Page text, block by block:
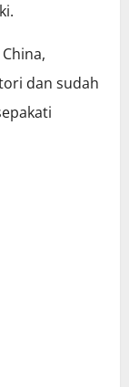
dan sudah